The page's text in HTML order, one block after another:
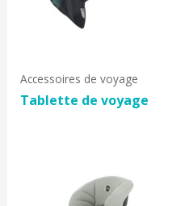
Accessoires de voyage
Tablette de voyage